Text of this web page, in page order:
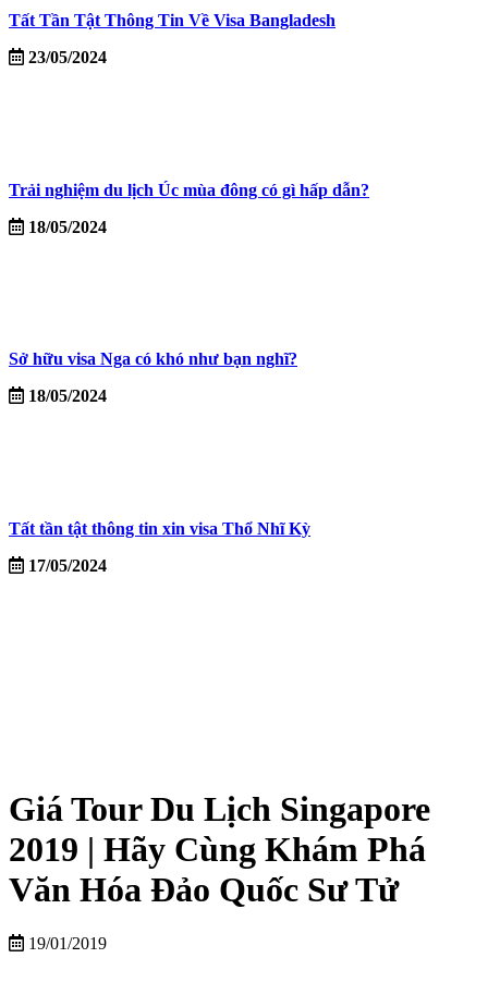
Tất Tần Tật Thông Tin Về Visa Bangladesh
23/05/2024
Trải nghiệm du lịch Úc mùa đông có gì hấp dẫn?
18/05/2024
Sở hữu visa Nga có khó như bạn nghĩ?
18/05/2024
Tất tần tật thông tin xin visa Thổ Nhĩ Kỳ
17/05/2024
Giá Tour Du Lịch Singapore
2019 | Hãy Cùng Khám Phá
Văn Hóa Đảo Quốc Sư Tử
19/01/2019